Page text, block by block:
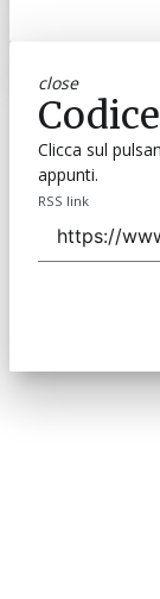
close
Clicca sul
appunti.
RSS link